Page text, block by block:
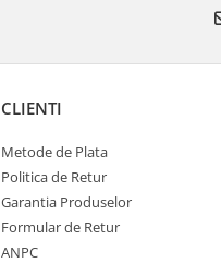
CLIENTI
Metode de Plata
Politica de Retur
Garantia Produselor
Formular de Retur
ANPC